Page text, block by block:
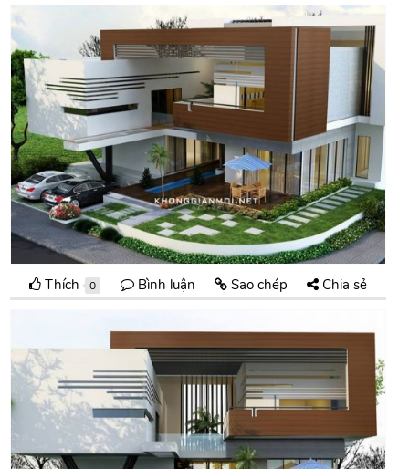
Thích 0 Bình luận Sao chép Chia sẻ